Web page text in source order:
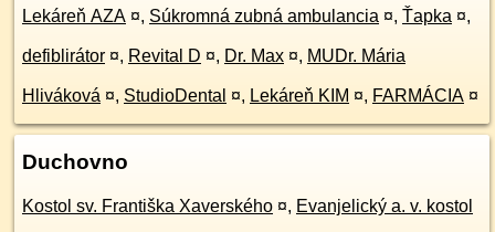
Lekáreň AZA ¤, Súkromná zubná ambulancia ¤, Ťapka ¤,
defiblirátor ¤, Revital D ¤, Dr. Max ¤, MUDr. Mária
Hliváková ¤, StudioDental ¤, Lekáreň KIM ¤, FARMÁCIA ¤
Duchovno
Kostol sv. Františka Xaverského ¤, Evanjelický a. v. kostol